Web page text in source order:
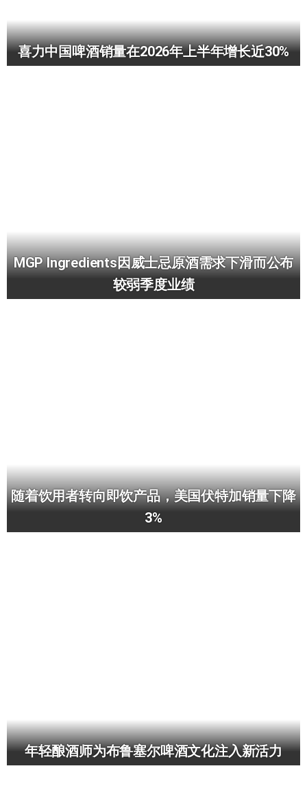
喜力中国啤酒销量在2026年上半年增长近30%
MGP Ingredients因威士忌原酒需求下滑而公布
较弱季度业绩
随着饮用者转向即饮产品，美国伏特加销量下降
3%
年轻酿酒师为布鲁塞尔啤酒文化注入新活力